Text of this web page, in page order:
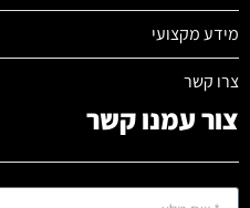
מידע מקצועי
צרו קשר
צור עמנו קשר